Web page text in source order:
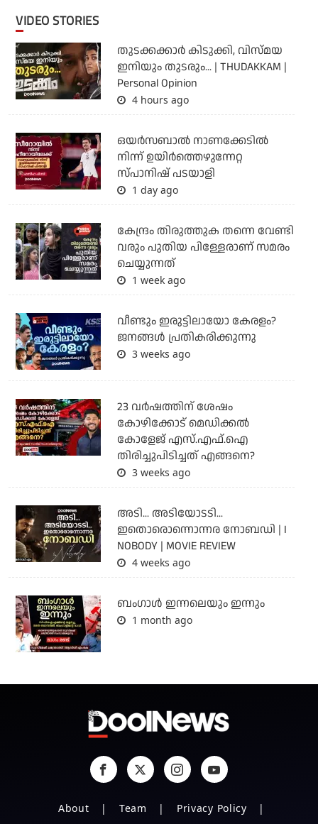
VIDEO STORIES
തുടക്കക്കാര്‍ കിടുക്കി, വിസ്മയ
ഇനിയും തുടരും... | THUDAKKAM |
Personal Opinion
4 hours ago
ഒയര്‍സബാൽ നാണക്കേടിൽ
നിന്ന് ഉയിർത്തെഴുന്നേറ്റ
സ്പാനിഷ് പടയാളി
1 day ago
കേന്ദ്രം തിരുത്തുക തന്നെ വേണ്ടി
വരും പുതിയ പിള്ളേരാണ് സമരം
ചെയ്യുന്നത്
1 week ago
വീണ്ടും ഇരുട്ടിലായോ കേരളം?
ജനങ്ങൾ പ്രതികരിക്കുന്നു
3 weeks ago
23 വർഷത്തിന് ശേഷം
കോഴിക്കോട് മെഡിക്കൽ
കോളേജ് എസ്.എഫ്.ഐ
തിരിച്ചുപിടിച്ചത് എങ്ങനെ?
3 weeks ago
അടി... അടിയോടടി...
ഇതൊരൊന്നൊന്നര നോബഡി | I
NOBODY | MOVIE REVIEW
4 weeks ago
ബംഗാള്‍ ഇന്നലെയും ഇന്നും
1 month ago
About Team
Privacy Policy